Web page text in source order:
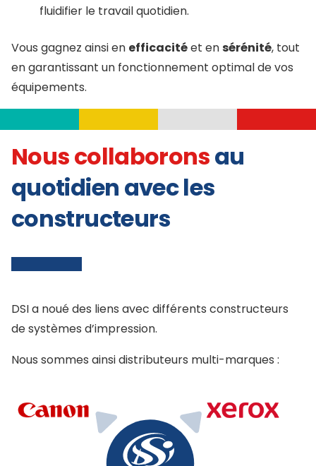
fluidifier le travail quotidien.
Vous gagnez ainsi en efficacitéet ensérénité, tout
en garantissant un fonctionnement optimal de vos
équipements.
Nous collaboronsau
quotidien avec les
constructeurs
DSI a noué des liens avec différents constructeurs
de systèmes d’impression.
Nous sommes ainsi distributeurs multi-marques :